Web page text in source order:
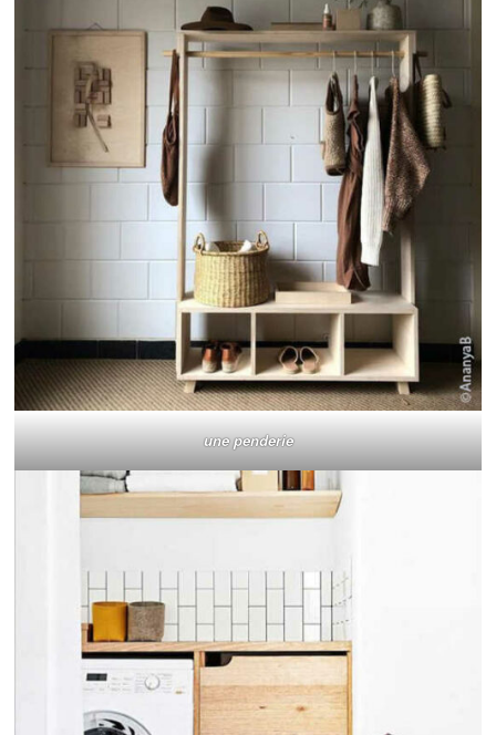
une penderie